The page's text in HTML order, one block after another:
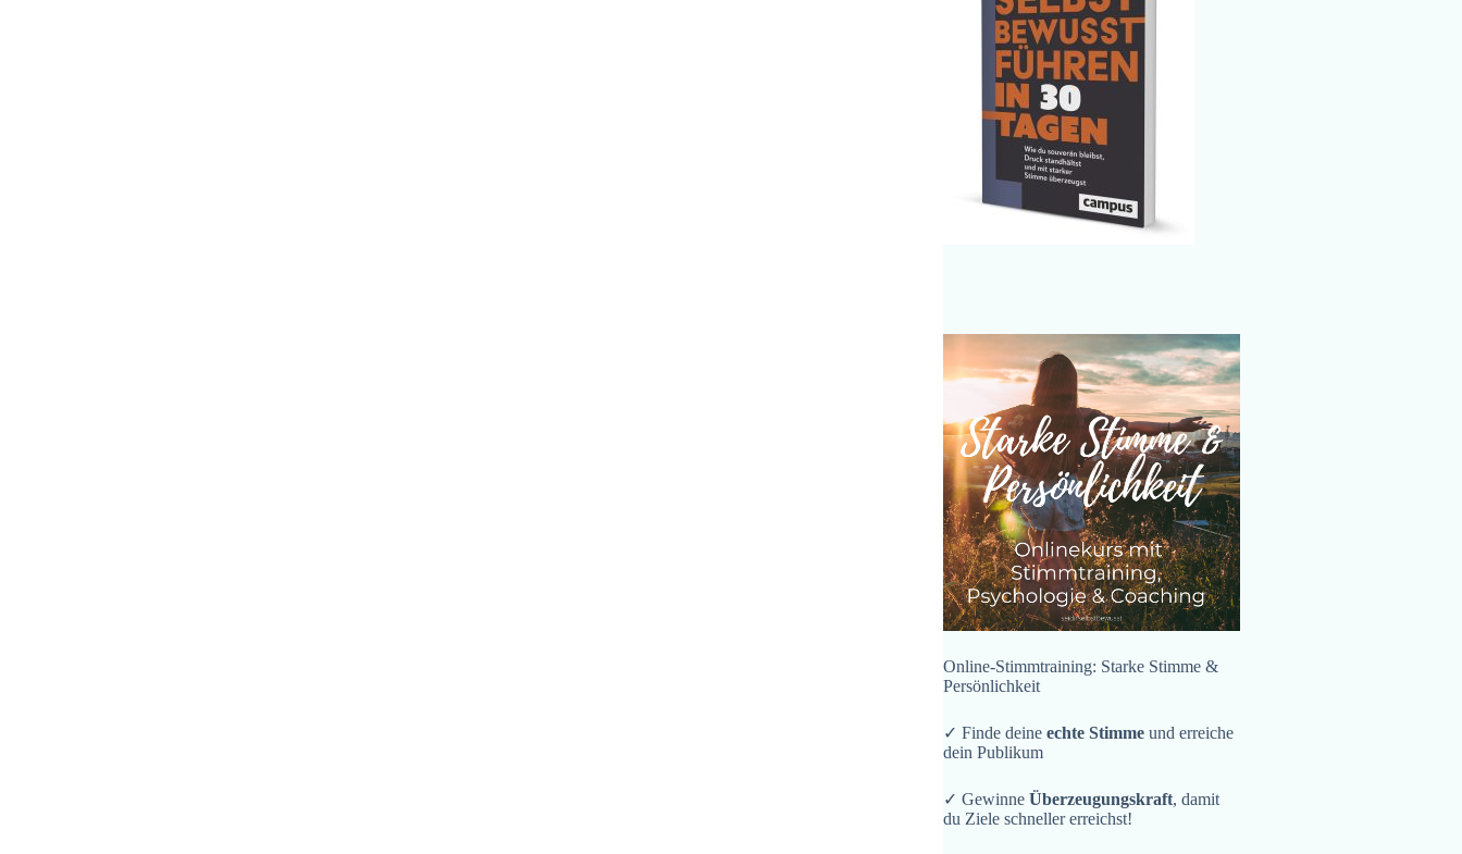
Online-Stimmtraining: Starke Stimme &
Persönlichkeit
✓ Finde deineechte Stimme und erreiche
dein Publikum
✓ GewinneÜberzeugungskraft, damit
du Ziele schneller erreichst!